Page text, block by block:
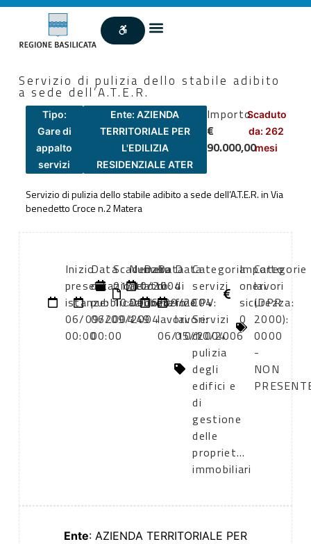
Servizio di pulizia dello stabile adibito
a sede dell’A.T.E.R.
Tipo:
Gare di
appalto
servizi
Ente: AZIENDA
TERRITORIALE PER
L'EDILIZIA
RESIDENZIALE ATER
Importo
€
90.000,00
Scaduto
da: 262
mesi
Servizio di pulizia dello stabile adibito a sede dell’A.T.E.R. in Via
benedetto Croce n.2 Matera
Inizio
presentazione
istanze:
06/09/2004
00:00
Data
di
pubblicazione:
06/09/2004
00:00
Scadenza:
01/10/2004
10:00
Numero
atto:
Delibera
149
Data
atto:
06/09/2004
Data
di
inizio
lavori:
06/10/2004
Data
di
fine
lavori:
05/10/2006
Categoria
servizi
CPV:
Servizi
di
pulizia
degli
edifici e
di
gestione
delle
propriet…
immobiliari
Importo
oneri
sicurezza:
0
Categorie
lavori
(DPR
2000):
0000
-
NON
Ente: AZIENDA TERRITORIALE PER